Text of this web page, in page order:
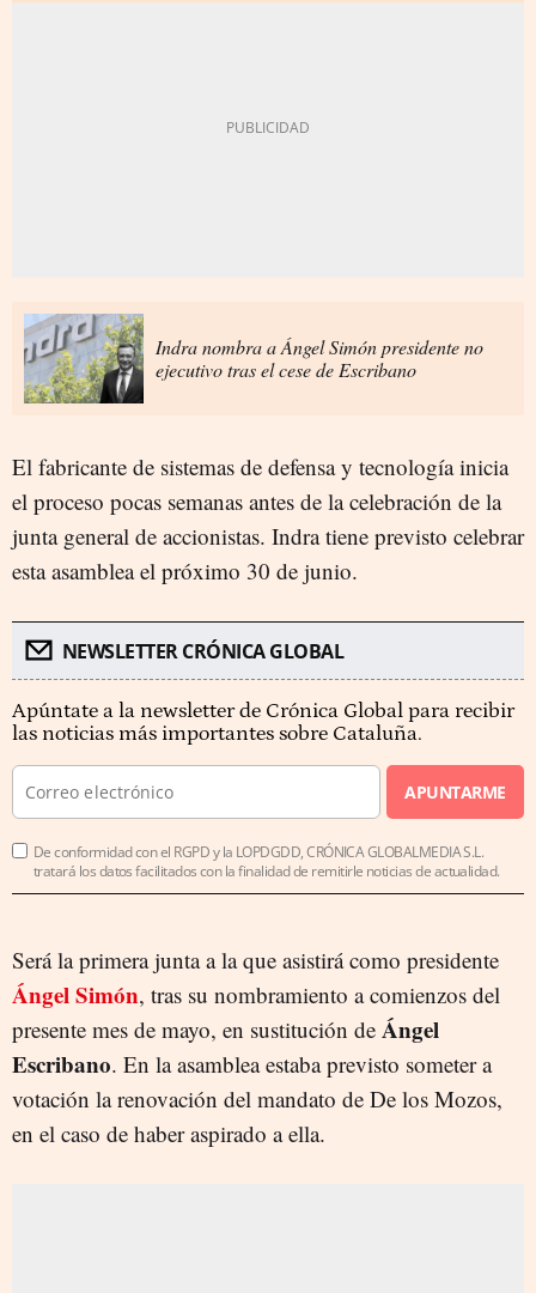
Indra nombra a Ángel Simón presidente no
ejecutivo tras el cese de Escribano
El fabricante de sistemas de defensa y tecnología inicia
el proceso pocas semanas antes de la celebración de la
junta general de accionistas. Indra tiene previsto celebrar
esta asamblea el próximo 30 de junio.
NEWSLETTER CRÓNICA GLOBAL
Apúntate a la newsletter de Crónica Global para recibir
las noticias más importantes sobre Cataluña.
APUNTARME
De conformidad con el RGPD y la LOPDGDD, CRÓNICA GLOBALMEDIA S.L.
tratará los datos facilitados con la finalidad de remitirle noticias de actualidad.
Será la primera junta a la que asistirá como presidente
Ángel Simón, tras su nombramiento a comienzos del
presente mes de mayo, en sustitución de Ángel
Escribano. En la asamblea estaba previsto someter a
votación la renovación del mandato de De los Mozos,
en el caso de haber aspirado a ella.